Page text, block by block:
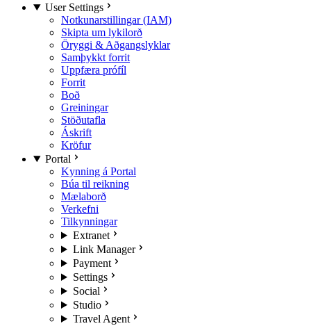
User Settings
Notkunarstillingar (IAM)
Skipta um lykilorð
Öryggi & Aðgangslyklar
Samþykkt forrit
Uppfæra prófíl
Forrit
Boð
Greiningar
Stöðutafla
Áskrift
Kröfur
Portal
Kynning á Portal
Búa til reikning
Mælaborð
Verkefni
Tilkynningar
Extranet
Link Manager
Payment
Settings
Social
Studio
Travel Agent